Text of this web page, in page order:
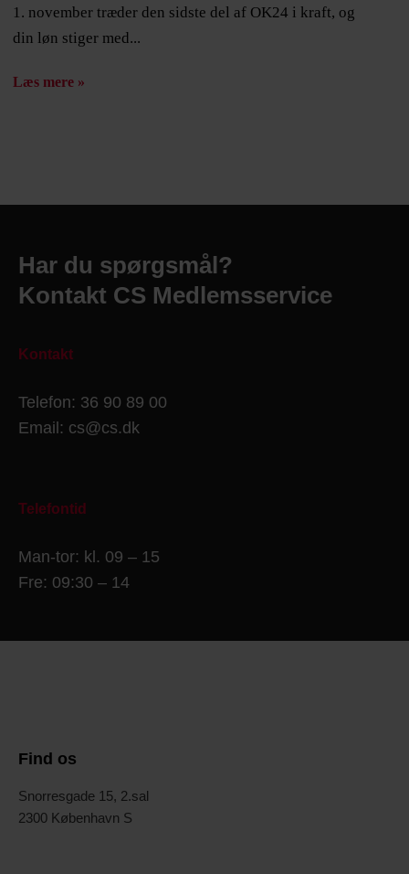
1. november træder den sidste del af OK24 i kraft, og
din løn stiger med...
Læs mere »
Har du spørgsmål?
Kontakt CS Medlemsservice
Kontakt
Telefon: 36 90 89 00
Email: cs@cs.dk
Telefontid
Man-tor: kl. 09 – 15
Fre: 09:30 – 14
Find os
Snorresgade 15, 2.sal
2300 København S